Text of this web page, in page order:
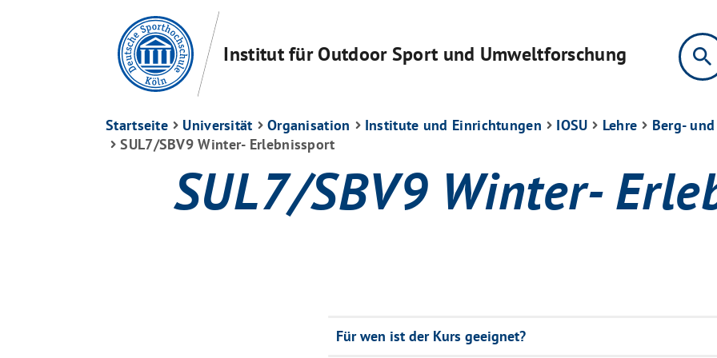
Institut für Outdoor Sport und Umweltforschung search
Startseite Universität Organisation Institute und Einrichtungen IOSU Lehre
Berg-
SUL7/SBV9 Winter- Erlebnissport
SUL7/SBV9 Winter-
Für wen ist der Kurs geeignet?